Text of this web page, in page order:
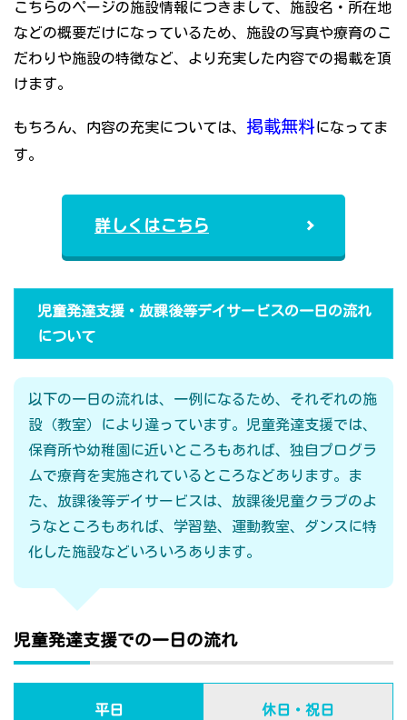
こちらのページの施設情報につきまして、施設名・所在地
などの概要だけになっているため、施設の写真や療育のこ
だわりや施設の特徴など、より充実した内容での掲載を頂
けます。
もちろん、内容の充実については、 掲載無料になってま
す。
詳しくはこちら
児童発達支援・放課後等デイサービスの一日の流れ
について
以下の一日の流れは、一例になるため、それぞれの施
設（教室）により違っています。児童発達支援では、
保育所や幼稚園に近いところもあれば、独自プログラ
ムで療育を実施されているところなどあります。ま
た、放課後等デイサービスは、放課後児童クラブのよ
うなところもあれば、学習塾、運動教室、ダンスに特
化した施設などいろいろあります。
児童発達支援での一日の流れ
平日 休日・祝日